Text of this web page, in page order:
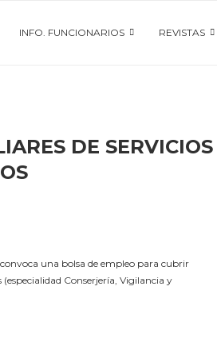
INFO. FUNCIONARIOS REVISTAS
DE SERVICIOS
convoca una bolsa de empleo para cubrir
Conserjería, Vigilancia y